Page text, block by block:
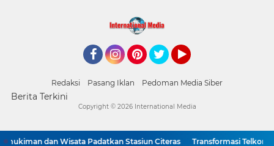
Redaksi Pasang Iklan Pedoman Media Siber
Berita Terkini
dan Wisata Padatkan Stasiun Citeras Transformasi
Copyright © 2026 International Media